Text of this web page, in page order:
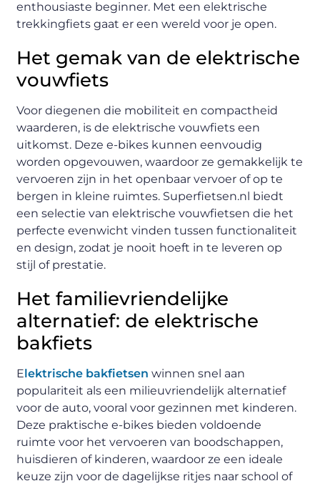
enthousiaste beginner. Met een elektrische
trekkingfiets gaat er een wereld voor je open.
Het gemak van de elektrische
vouwfiets
Voor diegenen die mobiliteit en compactheid
waarderen, is de elektrische vouwfiets een
uitkomst. Deze e-bikes kunnen eenvoudig
worden opgevouwen, waardoor ze gemakkelijk te
vervoeren zijn in het openbaar vervoer of op te
bergen in kleine ruimtes. Superfietsen.nl biedt
een selectie van elektrische vouwfietsen die het
perfecte evenwicht vinden tussen functionaliteit
en design, zodat je nooit hoeft in te leveren op
stijl of prestatie.
Het familievriendelijke
alternatief: de elektrische
bakfiets
Elektrische bakfietsen winnen snel aan
populariteit als een milieuvriendelijk alternatief
voor de auto, vooral voor gezinnen met kinderen.
Deze praktische e-bikes bieden voldoende
ruimte voor het vervoeren van boodschappen,
huisdieren of kinderen, waardoor ze een ideale
keuze zijn voor de dagelijkse ritjes naar school of